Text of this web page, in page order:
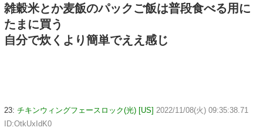
雑穀米とか麦飯のパックご飯は普段食べる用に
たまに買う
自分で炊くより簡単でええ感じ
23: チキンウィングフェースロック(光) [US] 2022/11/08(火) 09:35:38.71
ID:OtkUxIdK0